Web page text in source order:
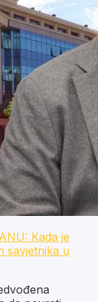
Kada je
savjetnika u